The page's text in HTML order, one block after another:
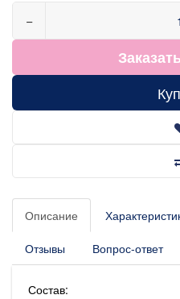
−
Описание
Отзывы Вопрос-ответ
Состав: